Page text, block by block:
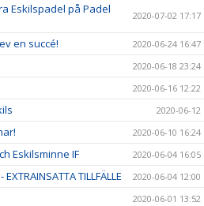
Eskilspadel på Padel
2020-07-02 17:17
en succé! 2020-06-24 16:47
2020-06-18 23:24
2020-06-16 12:22
2020-06-12
2020-06-10 16:24
Eskilsminne IF 2020-06-04 16:05
TILLFÄLLE 2020-06-04 12:00
2020-06-01 13:52